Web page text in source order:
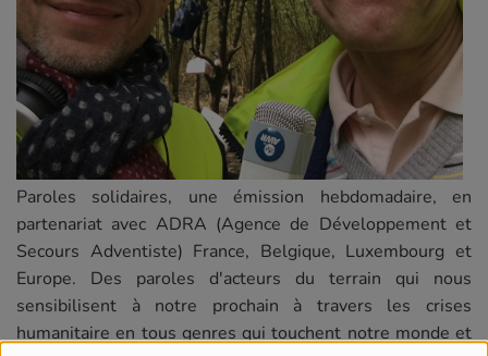
Paroles solidaires, une émission hebdomadaire, en
partenariat avec ADRA (Agence de Développement et
Secours Adventiste) France, Belgique, Luxembourg et
Europe. Des paroles d'acteurs du terrain qui nous
sensibilisent à notre prochain à travers les crises
humanitaire en tous genres qui touchent notre monde et